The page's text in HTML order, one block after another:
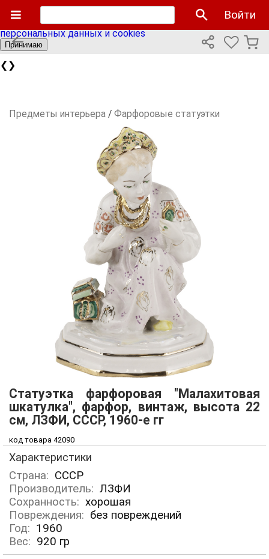
Мы используем cookies файлы для улучшения работы
сайта и персонализации. Продолжая пользоваться сайтом
вы соглашаетесь с нашейполитикой использования
персональных данных и cookies
Принимаю
❮ ❯
Войти
Предметы интерьера / Фарфоровые статуэтки
Cтатуэтка фарфоровая "Малахитовая
шкатулка", фарфор, винтаж, высота 22
см, ЛЗФИ, СССР, 1960-е гг
код товара 42090
Характеристики
Страна: СССР
Производитель: ЛЗФИ
Сохранность: хорошая
Повреждения: без повреждений
Год: 1960
Вес: 920 гр